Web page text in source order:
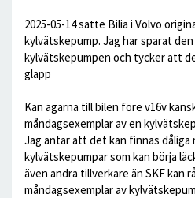
2025-05-14 satte Bilia i Volvo
kylvätskepump. Jag har sparat den
kylvätskepumpen och tycker att
glapp
Kan ägarna till bilen före v16v
måndagsexemplar av en
Jag antar att det kan finnas dåliga
kylvätskepumpar som kan börja
även andra tillverkare än SKF kan
måndagsexemplar av